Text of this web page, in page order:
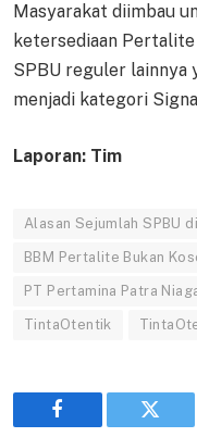
Masyarakat diimbau
ketersediaan
SPBU reguler
menjadi kategori
Laporan: Tim
Alasan Sejumlah SPBU
BBM Pertalite Bukan
PT Pertamina Patra
TintaOtentik
Facebook